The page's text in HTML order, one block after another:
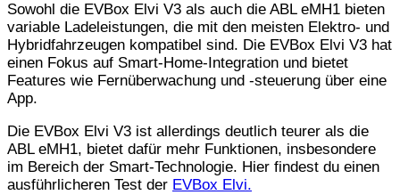
Sowohl die EVBox Elvi V3 als auch die ABL eMH1 bieten
variable Ladeleistungen, die mit den meisten Elektro- und
Hybridfahrzeugen kompatibel sind. Die EVBox Elvi V3 hat
einen Fokus auf Smart-Home-Integration und bietet
Features wie Fernüberwachung und -steuerung über eine
App.
Die EVBox Elvi V3 ist allerdings deutlich teurer als die
ABL eMH1, bietet dafür mehr Funktionen, insbesondere
im Bereich der Smart-Technologie. Hier findest du einen
ausführlicheren Test der EVBox Elvi.